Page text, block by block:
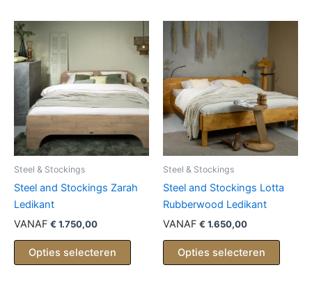
Steel & Stockings
Steel and Stockings Zarah
Ledikant
VANAF € 1.750,00
Opties selecteren
Steel & Stockings
Steel and Stockings Lotta
Rubberwood Ledikant
VANAF € 1.650,00
Opties selecteren